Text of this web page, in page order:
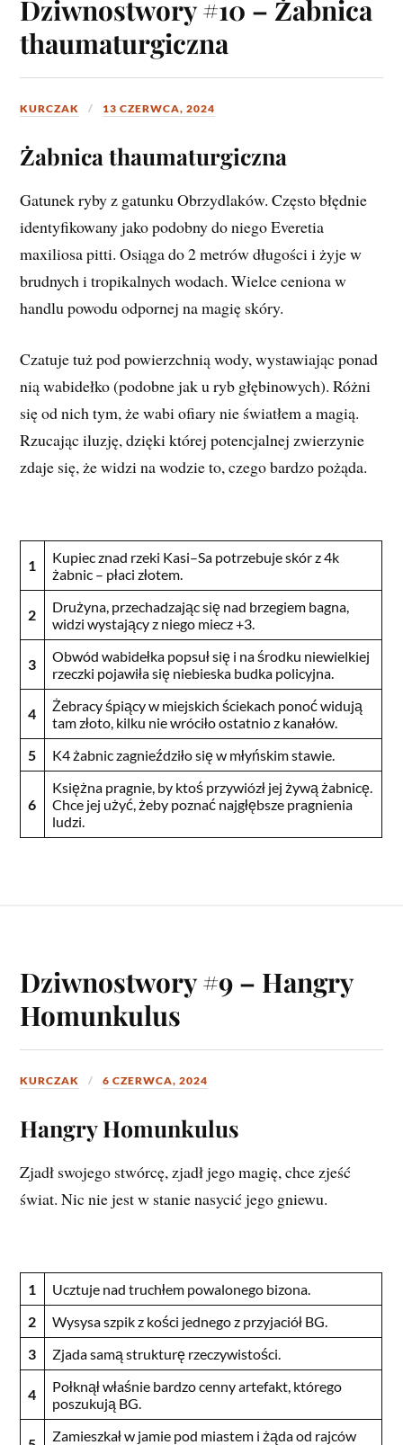
Dziwnostwory #10 – Żabnica
thaumaturgiczna
KURCZAK 13 CZERWCA, 2024
Żabnica thaumaturgiczna
Gatunek ryby z gatunku Obrzydlaków. Często błędnie
identyfikowany jako podobny do niego Everetia
maxiliosa pitti. Osiąga do 2 metrów długości i żyje w
brudnych i tropikalnych wodach. Wielce ceniona w
handlu powodu odpornej na magię skóry.
Czatuje tuż pod powierzchnią wody, wystawiając ponad
nią wabidełko (podobne jak u ryb głębinowych). Różni
się od nich tym, że wabi ofiary nie światłem a magią.
Rzucając iluzję, dzięki której potencjalnej zwierzynie
zdaje się, że widzi na wodzie to, czego bardzo pożąda.
1
Kupiec znad rzeki Kasi–Sa potrzebuje skór z 4k
żabnic – płaci złotem.
2
Drużyna, przechadzając się nad brzegiem bagna,
widzi wystający z niego miecz +3.
3
Obwód wabidełka popsuł się i na środku niewielkiej
rzeczki pojawiła się niebieska budka policyjna.
4
Żebracy śpiący w miejskich ściekach ponoć widują
tam złoto, kilku nie wróciło ostatnio z kanałów.
5
K4 żabnic zagnieździło się w młyńskim stawie.
6
Księżna pragnie, by ktoś przywiózł jej żywą żabnicę.
Chce jej użyć, żeby poznać najgłębsze pragnienia
ludzi.
Dziwnostwory #9 – Hangry
Homunkulus
KURCZAK 6 CZERWCA, 2024
Hangry Homunkulus
Zjadł swojego stwórcę, zjadł jego magię, chce zjeść
świat. Nic nie jest w stanie nasycić jego gniewu.
1
Ucztuje nad truchłem powalonego bizona.
2
Wysysa szpik z kości jednego z przyjaciół BG.
3
Zjada samą strukturę rzeczywistości.
4
Połknął właśnie bardzo cenny artefakt, którego
poszukują BG.
Zamieszkał w jamie pod miastem i żąda od rajców